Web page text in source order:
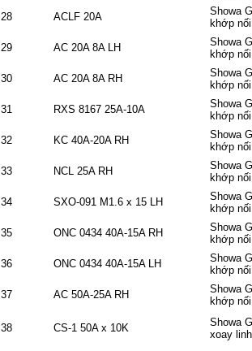
28
ACLF 20A
Showa
khớp
29
AC 20A 8A LH
Showa
khớp
30
AC 20A 8A RH
Showa
khớp
31
RXS 8167 25A-10A
Showa
khớp
32
KC 40A-20A RH
Showa
khớp
33
NCL 25A RH
Showa
khớp
34
SXO-091 M1.6 x 15 LH
Showa
khớp
35
ONC 0434 40A-15A RH
Showa
khớp
36
ONC 0434 40A-15A LH
Showa
khớp
37
AC 50A-25A RH
Showa
khớp
38 CS-1 50A x 10K
Showa
xoay